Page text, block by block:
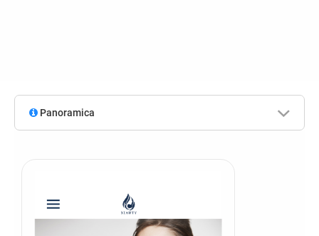
Panoramica